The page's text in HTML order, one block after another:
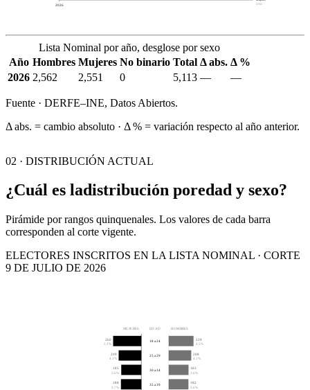
2026 2,551
Lista Nominal por año, desglose por sexo
Año Hombres Mujeres No binario Total Δ abs. Δ %
2026 2,562 2,551 0 5,113 — —
Fuente · DERFE–INE, Datos Abiertos.
Δ abs. = cambio absoluto · Δ % = variación respecto al año anterior.
02 · DISTRIBUCIÓN ACTUAL
¿Cuál es ladistribución poredad y sexo?
Pirámide por rangos quinquenales. Los valores de cada barra
corresponden al corte vigente.
ELECTORES INSCRITOS EN LA LISTA NOMINAL · CORTE
9 DE JULIO DE 2026
MUJERES EDAD HOMBRES
260
5.1%
229
4.5%
18 a 24
209
4.1%
208
4.1%
25 a 29
185
3.6%
183
3.6%
30 a 34
188
3.7%
182
3.6%
35 a 39